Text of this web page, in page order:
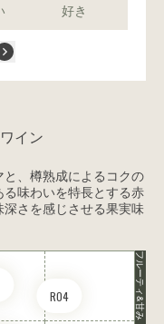
好き
イン
、樽熟成によるコクの
味わいを特長とする赤
さを感じさせる果実味
R04 フルーティ&甘み